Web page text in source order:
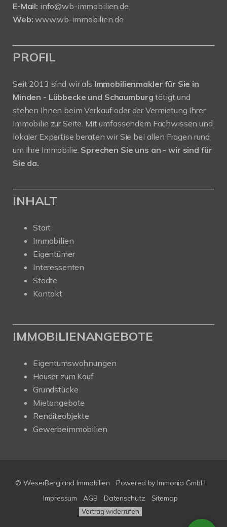
E-Mail: info@wb-immobilien.de
Web: www.wb-immobilien.de
PROFIL
Seit 2013 sind wir als Immobilienmakler für Sie in
Minden - Lübbecke und Schaumburgtätigt und
stehen Ihnen beim Verkauf oder der Vermietung Ihrer
Immobilie zur Seite. Mit umfassendem Fachwissen und
lokaler Expertise beraten wir Sie bei allen Fragen rund
um Ihre Immobilie. Sprechen Sie uns an - wir sind für
Sie da.
INHALT
Start
Immobilien
Eigentümer
Interessenten
Städte
Kontakt
IMMOBILIENANGEBOTE
Eigentumswohnungen
Häuser zum Kauf
Grundstücke
Mietangebote
Renditeobjekte
Gewerbeimmobilien
© WeserBergland Immobilien Powered by Immonia GmbH
Impressum
AGB Datenschutz Sitemap
Vertrag widerrufen